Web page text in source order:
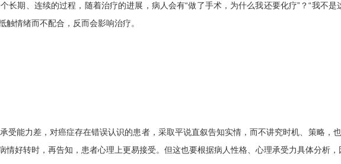
期、连续的过程，随着治疗的进展，病人会有“做了手术，为什么我还要化疗”？“我不
触情绪而不配合，反而会影响治疗。
能力差，对癌症存在错误认识的患者，采取平说直叙告知实情，而不讲究时机、策略，
情好转时，再告知，患者心理上更易接受。但这也要根据病人性格、心理承受力具体分析，